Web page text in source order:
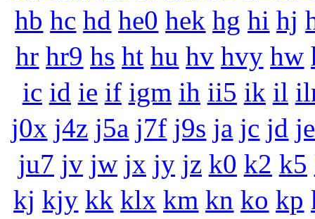
hb hc hd he0 hek hg hi hj
hr hr9 hs ht hu hv hvy hw
ic id ie if igm ih ii5 ik il
j0x j4z j5a j7f j9s ja jc jd je
ju7 jv jw jx jy jz k0 k2 k5
kj kjy kk klx km kn ko kp